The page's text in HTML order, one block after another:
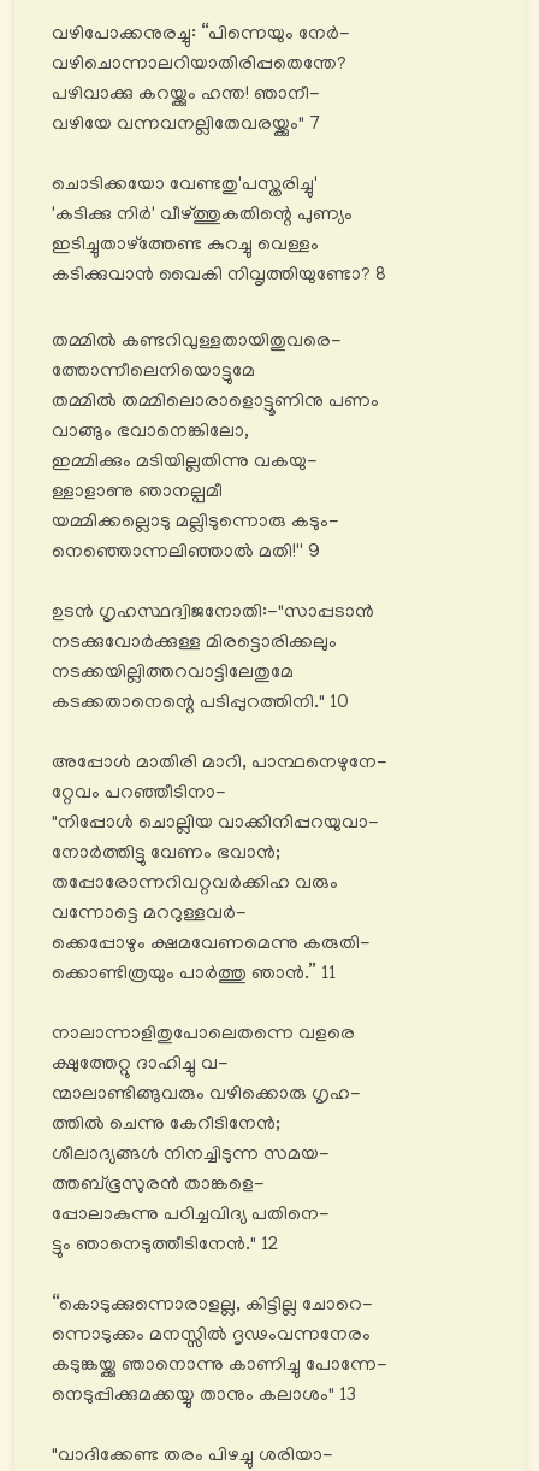
വഴിപോക്കനുരച്ചു: “പിന്നെയും നേർ-
വഴിചൊന്നാലറിയാതിരിപ്പതെന്തേ?
പഴിവാക്കു കറയ്ക്കും ഹന്ത! ഞാനീ-
വഴിയേ വന്നവനല്ലിതേവരയ്ക്കും" 7
ചൊടിക്കയോ വേണ്ടതു'പസ്തരിച്ചു'
'കടിക്കു നിർ' വീഴ്ത്തുകതിന്റെ പുണ്യം
ഇടിച്ചുതാഴ്ത്തേണ്ട കുറച്ചു വെള്ളം
കടിക്കുവാൻ വൈകി നിവൃത്തിയുണ്ടോ? 8
തമ്മിൽ കണ്ടറിവുള്ളതായിതുവരെ-
ത്തോന്നീലെനിയൊട്ടുമേ
തമ്മിൽ തമ്മിലൊരാളൊട്ടൂണിനു പണം
വാങ്ങും ഭവാനെങ്കിലോ,
ഇമ്മിക്കും മടിയില്ലതിന്നു വകയു-
ള്ളാളാണു ഞാനല്പമീ
യമ്മിക്കല്ലൊടു മല്ലിടുന്നൊരു കടും-
നെഞ്ഞൊന്നലിഞ്ഞാൽ മതി!'' 9
ഉടൻ ഗൃഹസ്ഥദ്വിജനോതി:-"സാപ്പടാൻ
നടക്കുവോര്‍ക്കുള്ള മിരട്ടൊരിക്കലും
നടക്കയില്ലിത്തറവാട്ടിലേതുമേ
കടക്കതാനെന്റെ പടിപ്പുറത്തിനി." 10
അപ്പോൾ മാതിരി മാറി, പാന്ഥനെഴുനേ-
റ്റേവം പറഞ്ഞീടിനാ-
"നിപ്പോൾ ചൊല്ലിയ വാക്കിനിപ്പറയുവാ-
നോര്‍ത്തിട്ടു വേണം ഭവാൻ;
തപ്പോരോന്നറിവറ്റവര്‍ക്കിഹ വരും
വന്നോട്ടെ മററുള്ളവര്‍-
ക്കെപ്പോഴും ക്ഷമവേണമെന്നു കരുതി-
ക്കൊണ്ടിത്രയും പാർത്തു ഞാൻ.” 11
നാലാന്നാളിതുപോലെതന്നെ വളരെ
ക്ഷുത്തേറ്റു ദാഹിച്ചു വ-
ന്മാലാണ്ടിങ്ങുവരും വഴിക്കൊരു ഗൃഹ-
ത്തിൽ ചെന്നു കേറീടിനേൻ;
ശീലാദ്യങ്ങൾ നിനച്ചിടുന്ന സമയ-
ത്തബ്ഭൂസുരൻ താങ്കളെ-
പ്പോലാകുന്നു പഠിച്ചവിദ്യ പതിനെ-
ട്ടും ഞാനെടുത്തീടിനേൻ." 12
“കൊടുക്കുന്നൊരാളല്ല, കിട്ടില്ല ചോറെ-
ന്നൊടുക്കം മനസ്സിൽ ദൃഢംവന്നനേരം
കടുങ്കയ്ക്കു ഞാനൊന്നു കാണിച്ചു പോന്നേ-
നെടുപ്പിക്കുമക്കയ്യു താനും കലാശം" 13
"വാദിക്കേണ്ട തരം പിഴച്ചു ശരിയാ-